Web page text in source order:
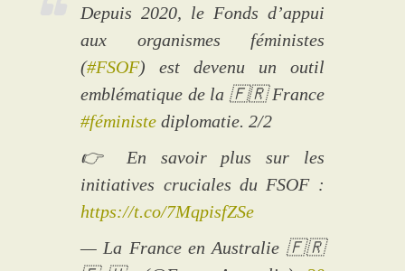
Depuis 2020, le Fonds d’appui
aux organismes féministes
(#FSOF) est devenu un outil
emblématique de la 🇫🇷 France
#féministe diplomatie. 2/2
👉 En savoir plus sur les
initiatives cruciales du FSOF :
https://t.co/7MqpisfZSe
— La France en Australie 🇫🇷